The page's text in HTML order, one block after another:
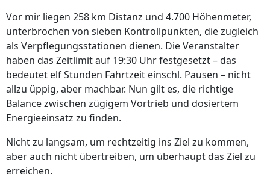
Vor mir liegen 258 km Distanz und 4.700 Höhenmeter,
unterbrochen von sieben Kontrollpunkten, die zugleich
als Verpflegungsstationen dienen. Die Veranstalter
haben das Zeitlimit auf 19:30 Uhr festgesetzt – das
bedeutet elf Stunden Fahrtzeit einschl. Pausen – nicht
allzu üppig, aber machbar. Nun gilt es, die richtige
Balance zwischen zügigem Vortrieb und dosiertem
Energieeinsatz zu finden.
Nicht zu langsam, um rechtzeitig ins Ziel zu kommen,
aber auch nicht übertreiben, um überhaupt das Ziel zu
erreichen.